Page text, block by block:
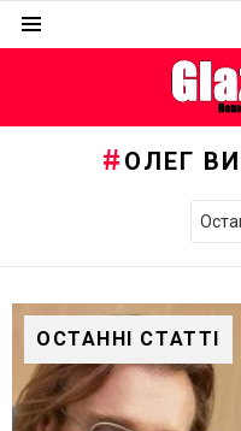
ОЛЕГ
ОСТАННІ СТАТТІ